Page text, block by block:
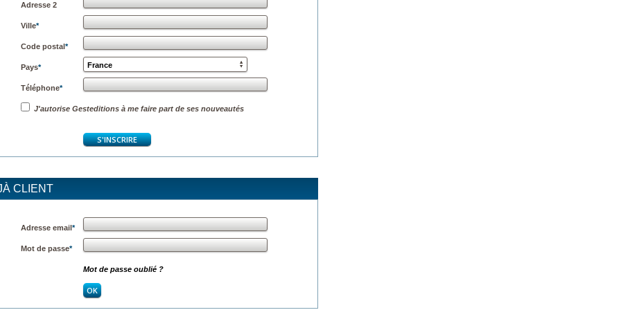
Adresse 2
Ville*
Code postal*
Pays* France
Téléphone*
J'autorise Gesteditions à me faire part de ses nouveautés
CLIENT
Adresse email*
Mot de passe*
Mot de passe oublié ?